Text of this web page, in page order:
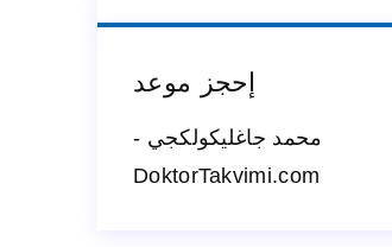
إحجز موعد
محمد جاغليكولكجي -
DoktorTakvimi.com